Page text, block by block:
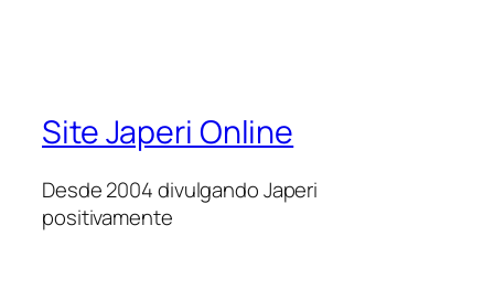
Site Japeri Online
Desde 2004 divulgando Japeri
positivamente